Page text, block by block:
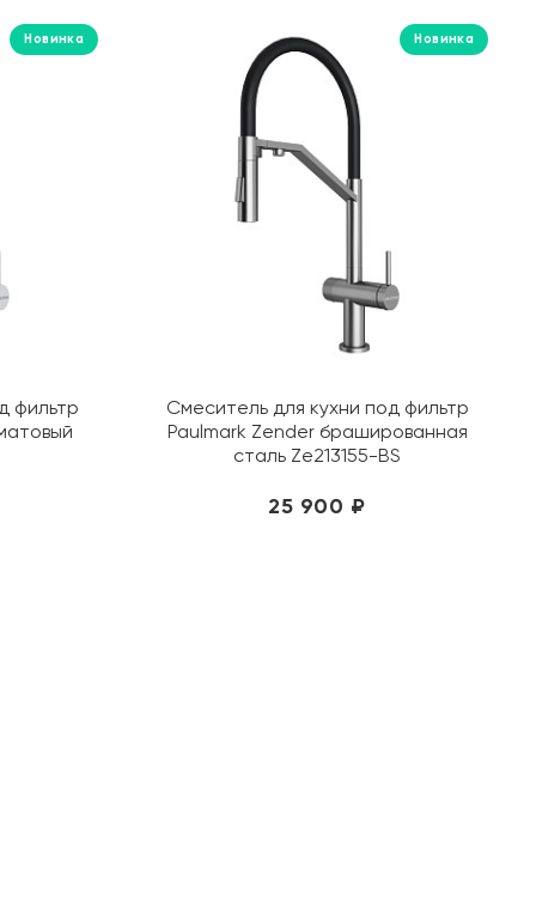
Grohe
Grossman
Ideal Standard
Isla Tiles
Italon
Jacob Delafon
KEUCO
Kolpa-san
Новинка
фильтр
Новинка
Смеситель для кухни под фильтр
Paulmark Zender брашированная
сталь Ze213155-BS
25 900 ₽